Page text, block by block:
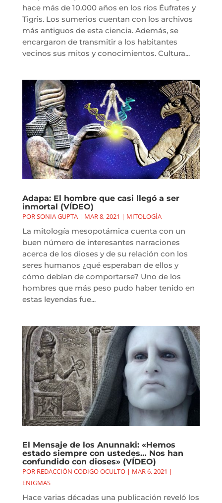
hace más de 10.000 años en los ríos Éufrates y
Tigris. Los sumerios cuentan con los archivos
más antiguos de esta ciencia. Además, se
encargaron de transmitir a los habitantes
vecinos sus mitos y conocimientos. Cultura...
Adapa: El hombre que casi llegó a ser
inmortal (VÍDEO)
PORSONIA GUPTA| MAR 8, 2021 | MITOLOGÍA
La mitología mesopotámica cuenta con un
buen número de interesantes narraciones
acerca de los dioses y de su relación con los
seres humanos ¿qué esperaban de ellos y
cómo debían de comportarse? Uno de los
hombres que más peso pudo haber tenido en
estas leyendas fue...
El Mensaje de los Anunnaki: «Hemos
estado siempre con ustedes… Nos han
confundido con dioses» (VÍDEO)
POR REDACCIÓN CODIGO OCULTO| MAR 6, 2021 |
ENIGMAS
Hace varias décadas una publicación reveló los